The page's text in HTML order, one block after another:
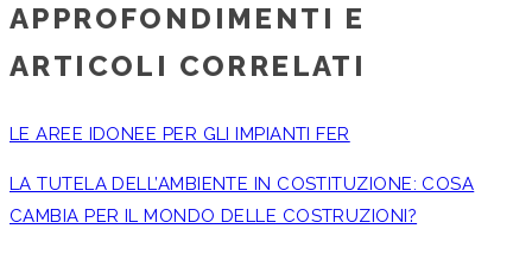
APPROFONDIMENTI E
ARTICOLI CORRELATI
LE AREE IDONEE PER GLI IMPIANTI FER
LA TUTELA DELL’AMBIENTE IN COSTITUZIONE: COSA
CAMBIA PER IL MONDO DELLE COSTRUZIONI?